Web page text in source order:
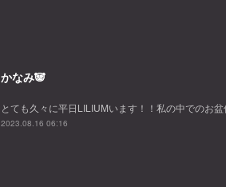
かなみ🐼
とても久々に平日LILIUMいます！！私の中でのお
2023.08.16 06:16